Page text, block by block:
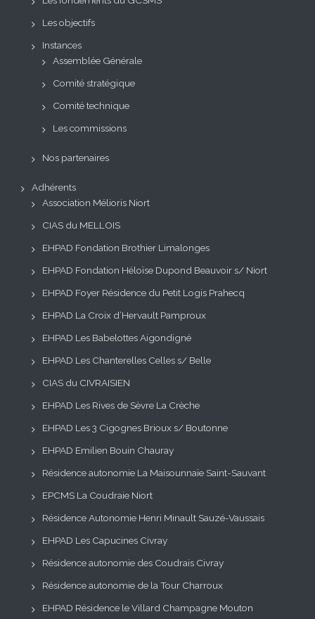
Les objectifs
Instances
Assemblée Générale
Comité stratégique
Comité technique
Les commissions
Nos partenaires
Adhérents
Association Mélioris Niort
CIAS du MELLOIS
EHPAD Fondation Brothier Limalonges
EHPAD Fondation Héloïse Dupond Beauvoir s/ Niort
EHPAD Foyer Résidence du Petit Logis Prahecq
EHPAD La Croix d’Hervault Pamproux
EHPAD Les Babelottes Aigondigné
EHPAD Les Chanterelles Celles s/ Belle
CIAS du CIVRAISIEN
EHPAD Les Rives de Sèvre La Crèche
EHPAD Les 3 Cigognes Brioux s/ Boutonne
EHPAD Emilien Bouin Chauray
Résidence autonomie La Maisounnaïe Saint-Sauvant
EPCMS La Coudraie Niort
Résidence Autonomie Henri Minault Sauzé-Vaussais
EHPAD Les Capucines Civray
Résidence autonomie des Coudrais Civray
Résidence autonomie de la Tour Charroux
EHPAD Résidence le Villard Champagne Mouton